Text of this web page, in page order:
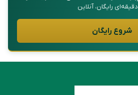
شروع رایگان